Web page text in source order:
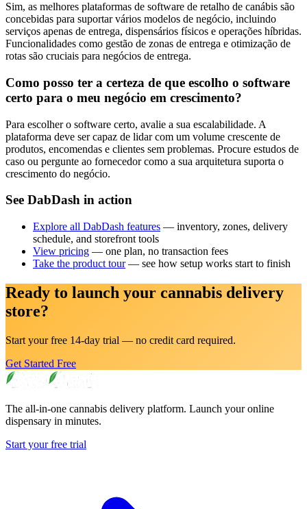
Sim, as melhores plataformas de software de retalho de canábis são
concebidas para suportar vários modelos de negócio, incluindo
serviços apenas de entrega, dispensários físicos e operações híbridas.
Funcionalidades como gestão de zonas de entrega e otimização de
rotas são cruciais para negócios de entrega.
Como posso ter a certeza de que escolho o software
certo para o meu negócio em crescimento?
Para escolher o software certo, avalie a sua escalabilidade. A
plataforma deve ser capaz de lidar com um volume crescente de
produtos, encomendas e clientes sem problemas. Procure estudos de
caso ou pergunte ao fornecedor como a sua arquitetura suporta o
crescimento do negócio.
See DabDash in action
Explore all DabDash features — inventory, zones, delivery
schedule, and storefront tools
View pricing — one plan, no transaction fees
Take the product tour— see how setup works start to finish
Ready to launch your cannabis delivery
store?
Start your free 14-day trial — no credit card required.
Get Started Free
The all-in-one cannabis delivery platform. Launch your online
dispensary in minutes.
Start your free trial